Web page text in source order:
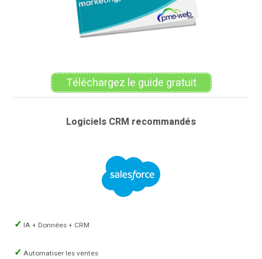
Téléchargez le guide gratuit
Logiciels CRM recommandés
IA + Données + CRM
Automatiser les ventes